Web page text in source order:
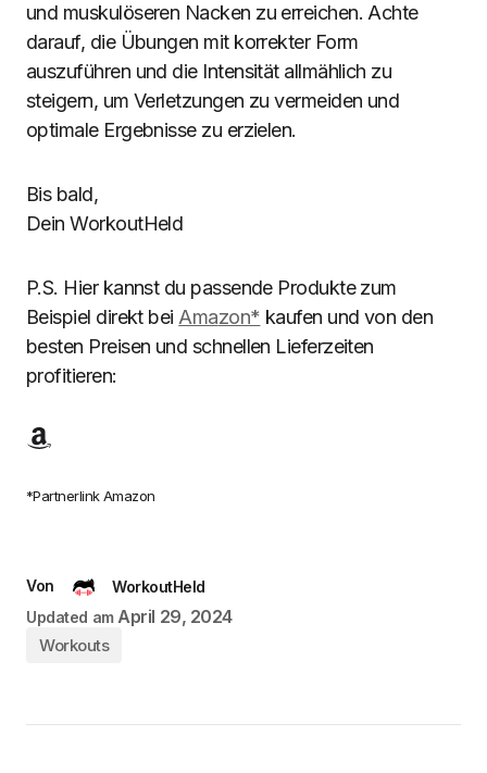
und muskulöseren Nacken zu erreichen. Achte
darauf, die Übungen mit korrekter Form
auszuführen und die Intensität allmählich zu
steigern, um Verletzungen zu vermeiden und
optimale Ergebnisse zu erzielen.
Bis bald,
Dein WorkoutHeld
P.S. Hier kannst du passende Produkte zum
Beispiel direkt bei Amazon* kaufen und von den
besten Preisen und schnellen Lieferzeiten
profitieren:
*Partnerlink Amazon
Von
WorkoutHeld
Updated am April 29, 2024
Workouts